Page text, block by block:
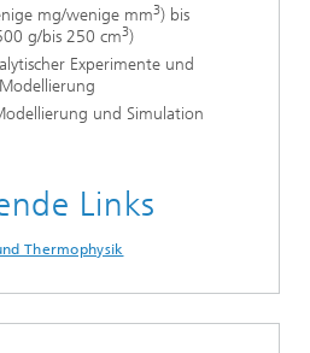
mg/wenige mm3) bis
g/bis 250 cm3)
Experimente und
und Simulation
Links
Thermophysik